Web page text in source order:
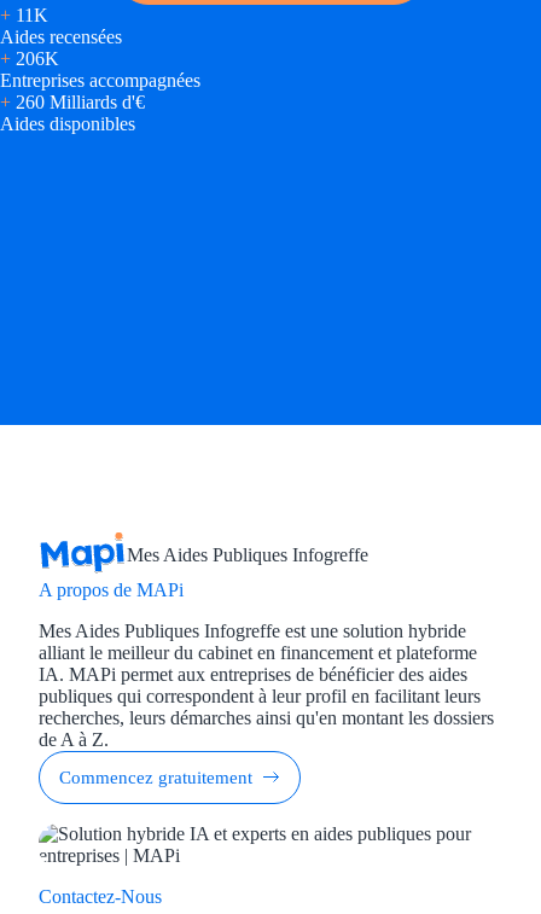
Blog
+ 11K
Aides recensées
+ 206K
Entreprises accompagnées
+ 260 Milliards d'€
Aides disponibles
Mes Aides Publiques Infogreffe
A propos de MAPi
Mes Aides Publiques Infogreffe est une solution hybride
alliant le meilleur du cabinet en financement et plateforme
IA. MAPi permet aux entreprises de bénéficier des aides
publiques qui correspondent à leur profil en facilitant leurs
recherches, leurs démarches ainsi qu'en montant les dossiers
de A à Z.
Commencez gratuitement
Contactez-Nous